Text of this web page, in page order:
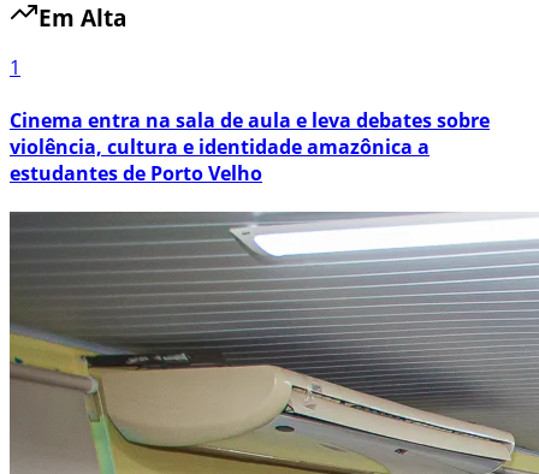
Em Alta
1
Cinema entra na sala de aula e leva debates sobre
violência, cultura e identidade amazônica a
estudantes de Porto Velho